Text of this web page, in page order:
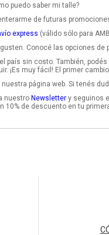
puedo saber mi talle?
de futuras
express (válido sólo para
Conocé las opciones de
sin costo. También,
¡Es muy fácil! El primer
nuestra página web. Si tenés
nuestro Newsletter y seguinos
10% de descuento en tu